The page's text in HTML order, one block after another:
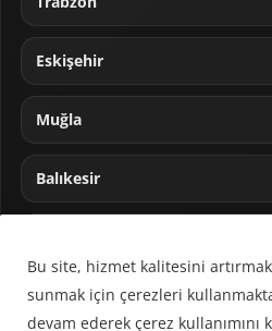
Eskişehir
Muğla
Balıkesir
Bu site, hizmet kalitesini
sunmak için çerezleri
devam ederek çerez